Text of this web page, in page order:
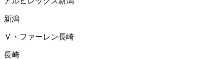
新潟
Ｖ・ファーレン長崎
長崎